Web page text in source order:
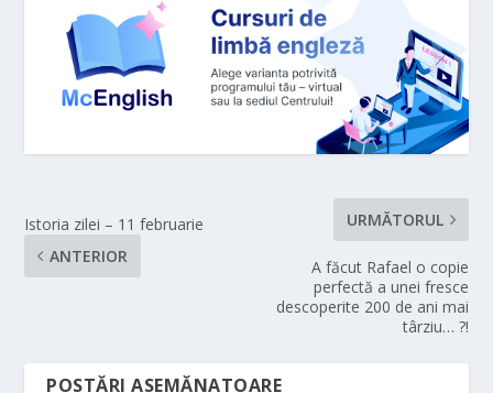
Istoria zilei – 11 februarie
ANTERIOR
URMĂTORUL
A făcut Rafael o copie
perfectă a unei fresce
descoperite 200 de ani mai
târziu… ?!
POSTĂRI ASEMĂNATOARE